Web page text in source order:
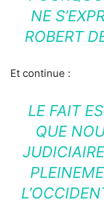
NE
ROBERT
Et continue :
LE FAIT
QUE